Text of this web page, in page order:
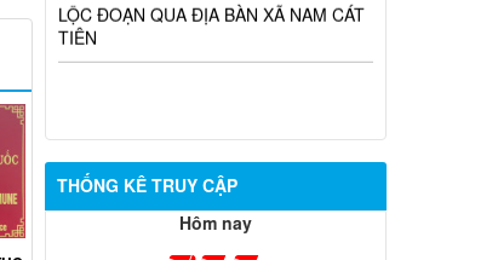
TIÊN
THỐNG KÊ TRUY CẬP
Hôm nay